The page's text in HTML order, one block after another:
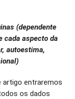
(dependente
cada aspecto da
autoestima,
artigo entraremos
os dados